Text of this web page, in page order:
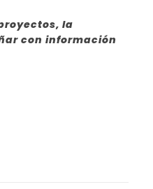
la
con información